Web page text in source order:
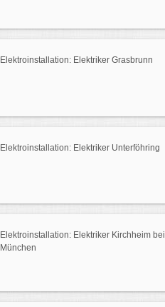
Elektroinstallation: Elektriker Grasbrunn
Elektroinstallation: Elektriker Unterföhring
Elektroinstallation: Elektriker Kirchheim bei
München